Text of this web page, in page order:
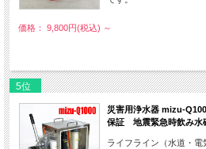
価格： 9,800円(税込) ～
5位
災害用浄水器 mizu-
保証 地震緊急時飲み水
ライフライン（水道・